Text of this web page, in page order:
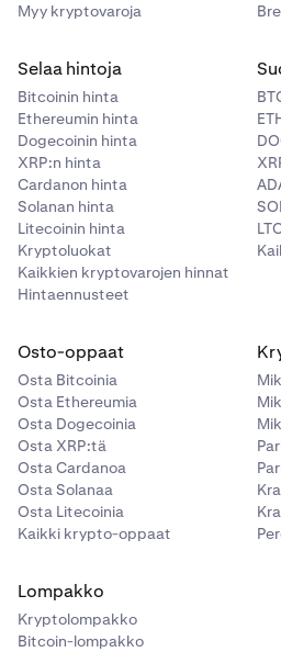
Myy kryptovaroja
Selaa hintoja
Bitcoinin hinta
Ethereumin hinta
Dogecoinin hinta
XRP:n hinta
Cardanon hinta
Solanan hinta
Litecoinin hinta
Kryptoluokat
Kaikkien kryptovarojen hinnat
Hintaennusteet
Osto-oppaat
Osta Bitcoinia
Osta Ethereumia
Osta Dogecoinia
Osta XRP:tä
Osta Cardanoa
Osta Solanaa
Osta Litecoinia
Kaikki krypto-oppaat
Lompakko
Kryptolompakko
Bitcoin-lompakko